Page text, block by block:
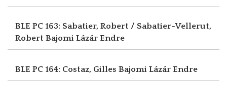
BLE PC 163: Sabatier, Robert / Sabatier-Vellerut,
Robert Bajomi Lázár Endre
BLE PC 164: Costaz, Gilles Bajomi Lázár Endre